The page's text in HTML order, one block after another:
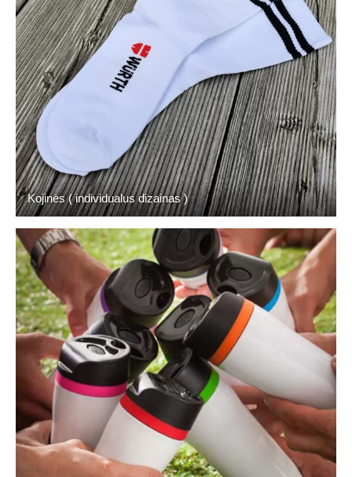
Kojinės ( individualus dizainas )